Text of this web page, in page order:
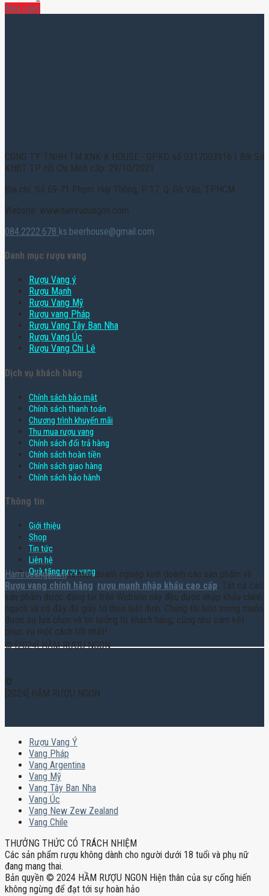
Mua ngay
CÔNG TY TNHH TM XNK K HOUSE - GPKD số 0317003916 | Bởi Sở
KHĐT TP. Hồ Chí Minh cấp: 29/10/2021
Địa chỉ: Số 69-71 Phạm Huy Thông, P. 17, Q. Gò Vấp, TPHCM
Website: www.hamruoungon.com
084.2222.678 ks.beerhouse@gmail.com
Danh mục rượu vang
Rượu Vang ý
Rượu Mạnh
Rượu Vang Mỹ
Rượu vang Pháp
Rượu Vang Tây Ban Nha
Rượu Vang Úc
Rượu Vang Chi Lê
Dịch vụ khách hàng
Chính sách bảo mật
Chính sách thanh toán
Chương trình khuyến mãi
Thu mua rượu vang
Chính sách đổi trả hàng
Chính sách hoàn tiền
Chính sách giao hàng
Chính sách bảo hành
Thông tin
Giới thiệu
Shop
Tin tức
Liên hệ
Quà tặng rượu vang
Hamruoungon.vnlà một doanh nghiệp kinh doanh các sản phẩm về
Rượu vang chính hãng, rượu mạnh nhập khẩu cao cấp. Tất cả các
sản phẩm được đăng tải trên Website này đều được nhập khẩu chính
ngạch và có đầy đủ giấy tờ theo luật định. Chúng tôi luôn mong muốn
được sự lựa chọn và tin tưởng từ khách hàng, cũng như cam kết
phục vụ một cách tốt nhất!
© [2024] HẦM RƯỢU NGON
©
[2024] HẦM RƯỢU NGON
Rượu Vang Ý
Vang Pháp
Vang Argentina
Vang Mỹ
Vang Tây Ban Nha
Vang Úc
Vang New Zew Zealand
Vang Chile
THƯỞNG THỨC CÓ TRÁCH NHIỆM
Các sản phẩm rượu không dành cho người dưới 18 tuổi và phụ nữ
đang mang thai.
Bản quyền © 2024 HẦM RƯỢU NGON Hiện thân của sự cống hiến
không ngừng để đạt tới sự hoàn hảo